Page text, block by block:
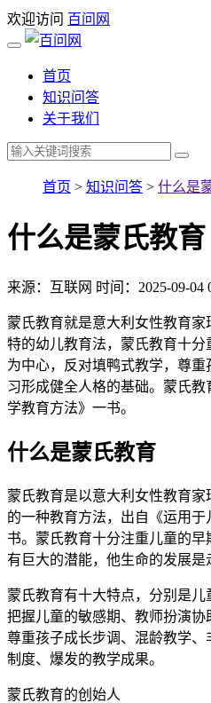
欢迎访问 百问网
首页
知识问答
关于我们
首页 > 知识问答 > 什么是
什么是蒙氏教育
来源：互联网 时间：2025-09-04
蒙氏教育就是意大利女性教育家
特的幼儿教育法，蒙氏教育十
为中心，反对填鸭式教学，尊
习形成健全人格的基础。蒙氏
学教育方法》一书。
什么是蒙氏教育
蒙氏教育是以意大利女性教育家
的一种教育方法，出自《运用
书。蒙氏教育十分注重儿童的
有巨大的潜能，他生命的发展是
蒙氏教育有十大特点，分别是儿
把握儿童的敏感期、教师扮演协
尊重孩子成长步调、混龄教学
制度、爆发的教学成果。
蒙氏教育的创始人